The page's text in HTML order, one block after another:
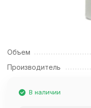
Объем
Производитель
В наличии